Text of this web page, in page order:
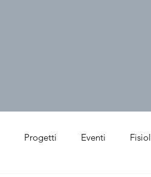
Progetti Eventi